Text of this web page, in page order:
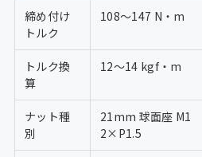
締め付け
トルク
108〜147 N・m
トルク換
算
12〜14 kgf・m
ナット種
別
21mm 球面座 M1
2×P1.5